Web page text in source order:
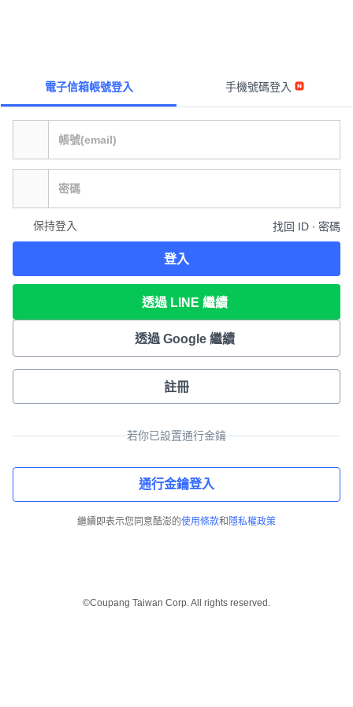
電子信箱帳號登入 手機號碼登入
保持登入 找回 ID ∙ 密碼
登入
透過 LINE 繼續
透過 Google 繼續
註冊
若你已設置通行金鑰
通行金鑰登入
繼續即表示您同意酷澎的使用條款和 隱私權政策
©Coupang Taiwan Corp. All rights reserved.